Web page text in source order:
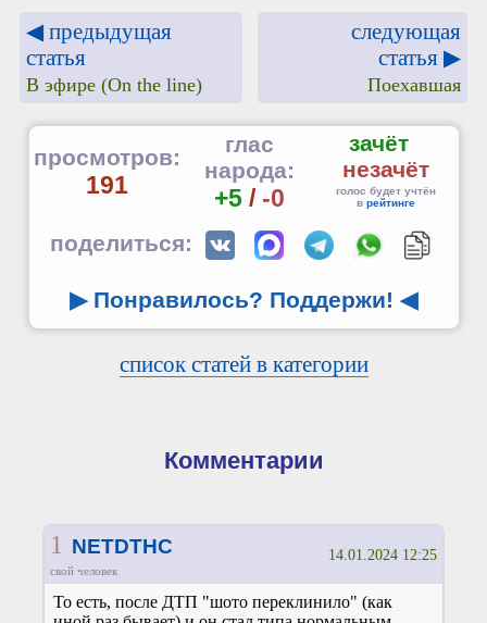
◀ предыдущая
статья
В эфире (On the line)
следующая
статья ▶
Поехавшая
просмотров:
191
глас
народа:
+5/ -0
зачёт
незачёт
голос будет учтён
в рейтинге
поделиться:
▶ Понравилось? Поддержи! ◀
список статей в категории
Комментарии
1 NETDTHC
свой человек
14.01.2024 12:25
То есть, после ДТП "шото переклинило" (как